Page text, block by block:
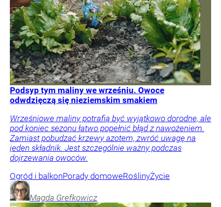
Podsyp tym maliny we wrześniu. Owoce
odwdzięczą się nieziemskim smakiem
Wrześniowe maliny potrafią być wyjątkowo dorodne, ale
pod koniec sezonu łatwo popełnić błąd z nawożeniem.
Zamiast pobudzać krzewy azotem, zwróć uwagę na
jeden składnik. Jest szczególnie ważny podczas
dojrzewania owoców.
Ogród i balkonPorady domoweRoślinyŻycie
Magda Grefkowicz